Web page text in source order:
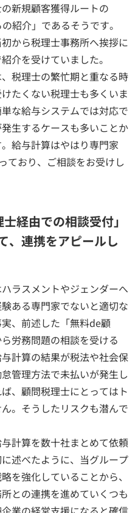
新規顧客獲得ルートの
紹介」であるそうです。
から税理士事務所へ挨拶に
介を受けていました。
税理士の繁忙期と重なる時
たくない税理士も多くいま
な給与システムでは対応で
生するケースも多いことか
給与計算はやはり専門家
ており、ご相談をお受けし
経由での相談受付」
、連携をアピールし
ラスメントやジェンダーへ
ある専門家でないと適切な
、前述した「無料de顧
労務問題の相談を受ける
計算の結果が税法や社会保
管理方法で未払いが発生し
、顧問税理士にとってはト
。そうしたリスクも潜んで
計算を数十社まとめて依頼
述べたように、当グループ
を強化していることから、
との連携を進めていくつも